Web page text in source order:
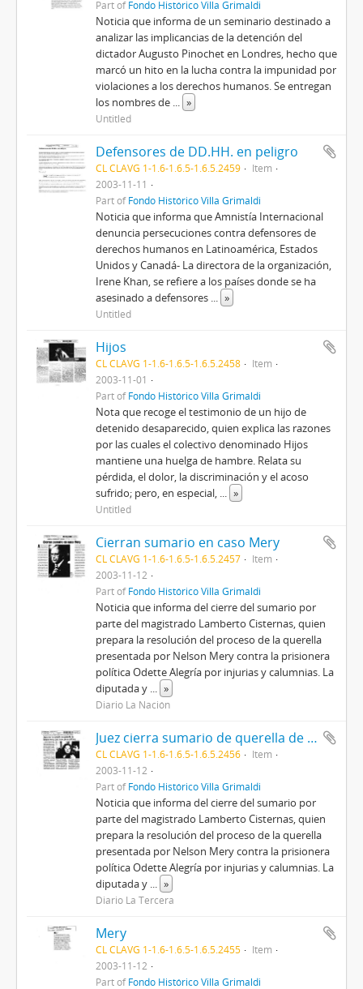
Part ofFondo Histórico Villa Grimaldi
Noticia que informa de un seminario destinado a
analizar las implicancias de la detención del
dictador Augusto Pinochet en Londres, hecho que
marcó un hito en la lucha contra la impunidad por
violaciones a los derechos humanos. Se entregan
los nombres de ... »
Untitled
Defensores de DD.HH. en peligro
CL CLAVG 1-1.6-1.6.5-1.6.5.2459
Item
2003-11-11
Part ofFondo Histórico Villa Grimaldi
Noticia que informa que Amnistía Internacional
denuncia persecuciones contra defensores de
derechos humanos en Latinoamérica, Estados
Unidos y Canadá- La directora de la organización,
Irene Khan, se refiere a los países donde se ha
asesinado a defensores ... »
Untitled
Hijos
CL CLAVG 1-1.6-1.6.5-1.6.5.2458
Item
2003-11-01
Part ofFondo Histórico Villa Grimaldi
Nota que recoge el testimonio de un hijo de
detenido desaparecido, quien explica las razones
por las cuales el colectivo denominado Hijos
mantiene una huelga de hambre. Relata su
pérdida, el dolor, la discriminación y el acoso
sufrido; pero, en especial, ... »
Untitled
Cierran sumario en caso Mery
CL CLAVG 1-1.6-1.6.5-1.6.5.2457
Item
2003-11-12
Part ofFondo Histórico Villa Grimaldi
Noticia que informa del cierre del sumario por
parte del magistrado Lamberto Cisternas, quien
prepara la resolución del proceso de la querella
presentada por Nelson Mery contra la prisionera
política Odette Alegría por injurias y calumnias. La
diputada y ... »
Diario La Nación
Juez cierra sumario de querella de Nelson Mery contra ex presa política
CL CLAVG 1-1.6-1.6.5-1.6.5.2456
Item
2003-11-12
Part ofFondo Histórico Villa Grimaldi
Noticia que informa del cierre del sumario por
parte del magistrado Lamberto Cisternas, quien
prepara la resolución del proceso de la querella
presentada por Nelson Mery contra la prisionera
política Odette Alegría por injurias y calumnias. La
diputada y ... »
Diario La Tercera
Mery
CL CLAVG 1-1.6-1.6.5-1.6.5.2455
Item
2003-11-12
Part ofFondo Histórico Villa Grimaldi